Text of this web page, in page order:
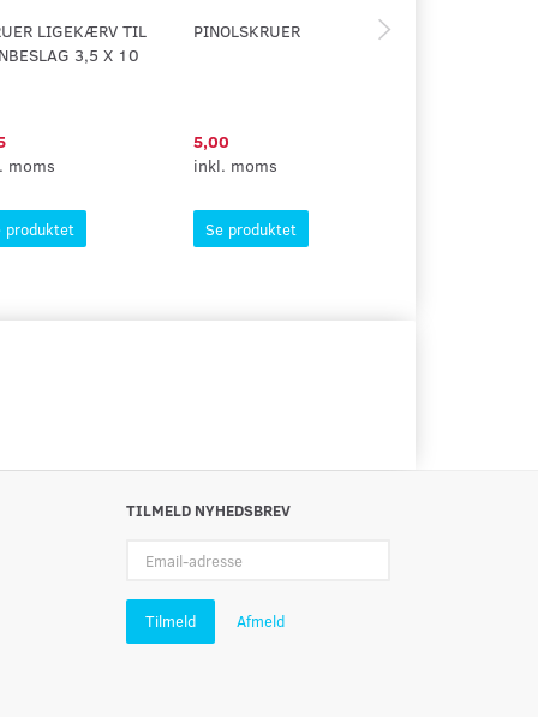
LIGEKÆRV TIL
3,5 X 10
moms
produktet
PINOLSKRUER
5,00
inkl. moms
Se produktet
TILMELD NYHEDSBREV
adresse
Tilmeld Afmeld